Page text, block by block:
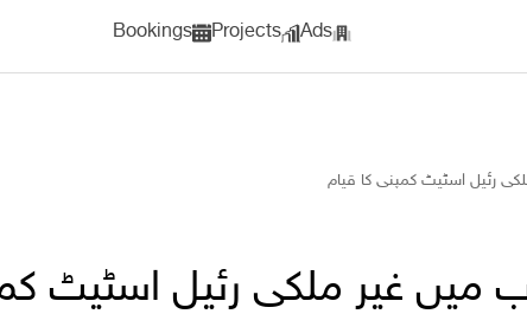
Ads
Projects
Bookings
رئیل اسٹیٹ کمپنی کا قیام
غیر ملکی رئیل اسٹیٹ